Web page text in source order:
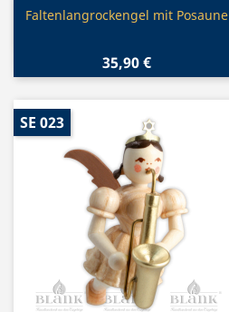
Vorschau
Faltenlangrockengel mit Posaune
35,90 €
SE 023